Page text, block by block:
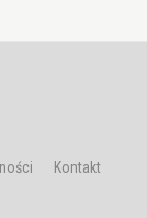
Kontakt